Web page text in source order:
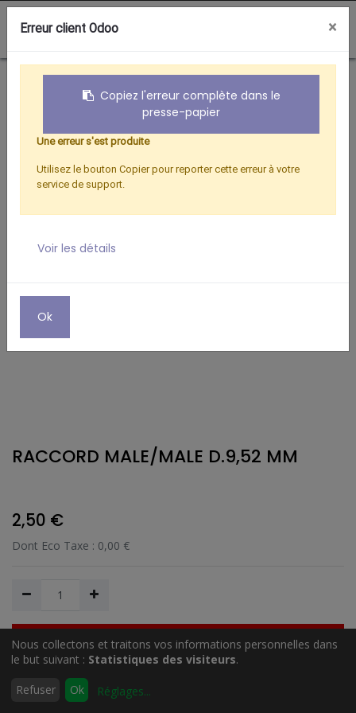
Rechercher
0
Boutique
Hertzien
RACCORD MALE/MALE D.9,52 MM
RACCORD MALE/MALE D.9,52 MM
2,50 €
Dont Eco Taxe : 0,00 €
Ajouter au Panier
Ajouter à la liste de souhait
Nous collectons et traitons vos informations personnelles dans
le but suivant : Statistiques des visiteurs.
Refuser Ok Réglages...
Erreur client Odoo ×
Copiez l'erreur complète dans le
presse-papier
Une erreur s'est produite
Utilisez le bouton Copier pour reporter cette erreur à votre
service de support.
Voir les détails
Ok